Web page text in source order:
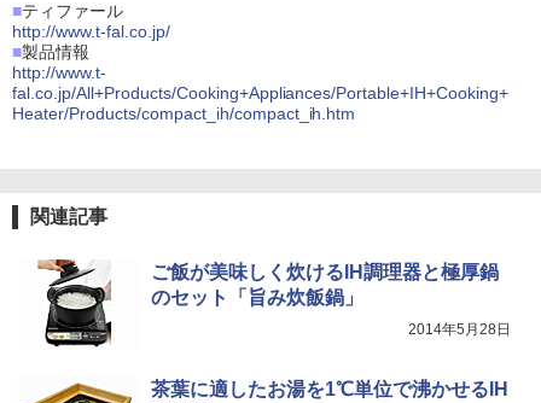
■ティファール
http://www.t-fal.co.jp/
■製品情報
http://www.t-
fal.co.jp/All+Products/Cooking+Appliances/Portable+IH+Cooking+
Heater/Products/compact_ih/compact_ih.htm
関連記事
ご飯が美味しく炊けるIH調理器と極厚鍋
のセット「旨み炊飯鍋」
2014年5月28日
茶葉に適したお湯を1℃単位で沸かせるIH